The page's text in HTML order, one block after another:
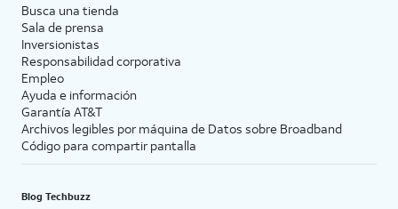
Busca una tienda
Sala de prensa
Inversionistas
Responsabilidad corporativa
Empleo
Ayuda e información
Garantía AT&T
Archivos legibles por máquina de Datos sobre Broadband
Código para compartir pantalla
Blog Techbuzz